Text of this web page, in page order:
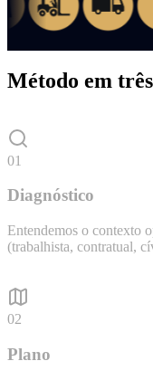
Método em
01
Diagnóstico
Entendemos o contexto
(trabalhista, contratual,
02
Plano